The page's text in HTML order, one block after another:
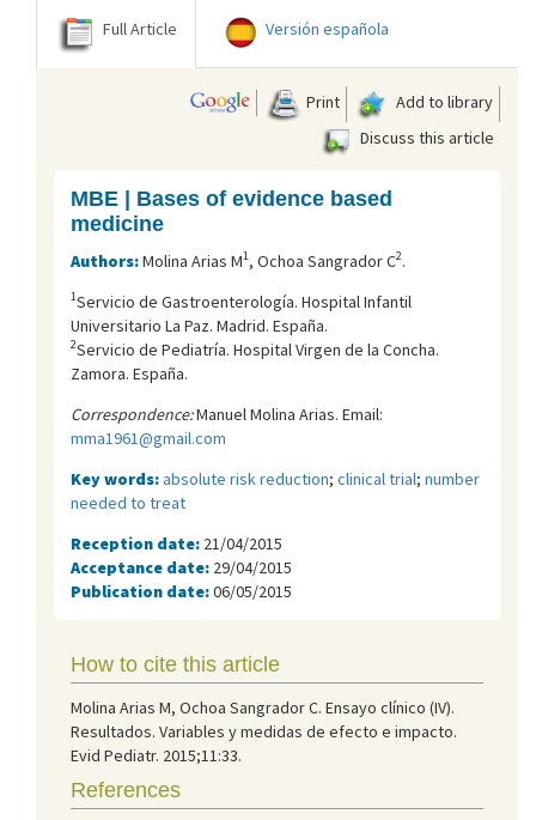
Full Article Versión española
Print
Add to library
Discuss this article
MBE | Bases of evidence based
medicine
Authors:Molina Arias M1, Ochoa Sangrador C2.
1Servicio de Gastroenterología. Hospital Infantil
Universitario La Paz. Madrid. España.
2Servicio de Pediatría. Hospital Virgen de la Concha.
Zamora. España.
Correspondence:Manuel Molina Arias. Email:
mma1961@gmail.com
Key words:absolute risk reduction; clinical trial; number
needed to treat
Reception date: 21/04/2015
Acceptance date: 29/04/2015
Publication date:06/05/2015
How to cite this article
Molina Arias M, Ochoa Sangrador C. Ensayo clínico (IV).
Resultados. Variables y medidas de efecto e impacto.
Evid Pediatr. 2015;11:33.
References